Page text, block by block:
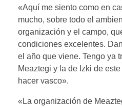
«Aquí me siento como en
mucho, sobre todo el
organización y el campo,
condiciones excelentes.
el año que viene. Tengo ya
Meaztegi y la de Izki de
hacer vasco».
«La organización de